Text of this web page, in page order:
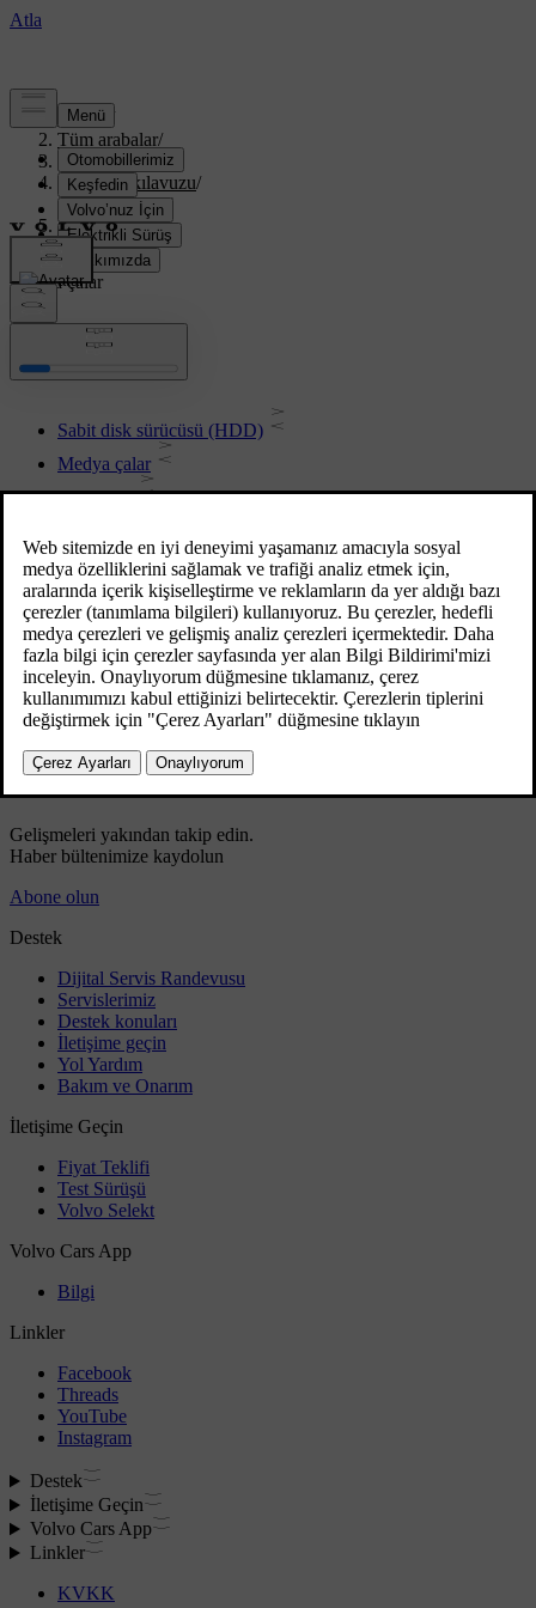
Destek
Tüm arabalar/
XC70 2016/
Kullanıcı kılavuzu/
Infotainment/
Medya çalar
Medya çalar
Sabit disk sürücüsü (HDD)
Medya çalar
CD/DVD
Uzaktan kumanda
Medya çalar - uyumlu dosya formatlar
Bluetooth® Medyası
AUX/USB girişi ile harici ses kaynağı
Medya araması